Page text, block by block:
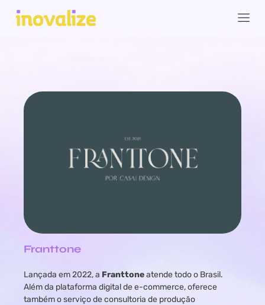
Franttone
Lançada em 2022, a Franttoneatende todo o Brasil.
Além da plataforma digital de e-commerce, oferece
também o serviço de consultoria de produção